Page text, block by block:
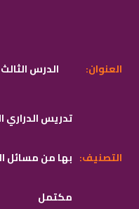
الدرس :العنوان
تدريس الدراري
بها من مسائل
مكتمل
:التصنيف